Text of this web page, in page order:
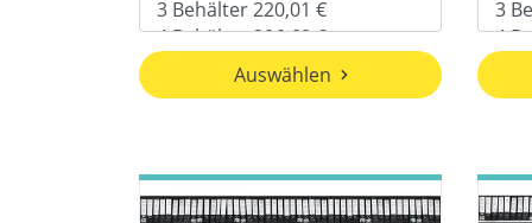
Auswählen